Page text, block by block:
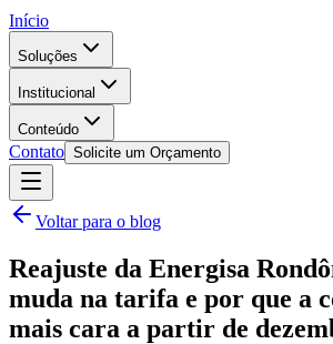
Início
Soluções
Institucional
Conteúdo
Contato Solicite um Orçamento
Voltar para o blog
Reajuste da Energisa
muda na tarifa e por que a
mais cara a partir de